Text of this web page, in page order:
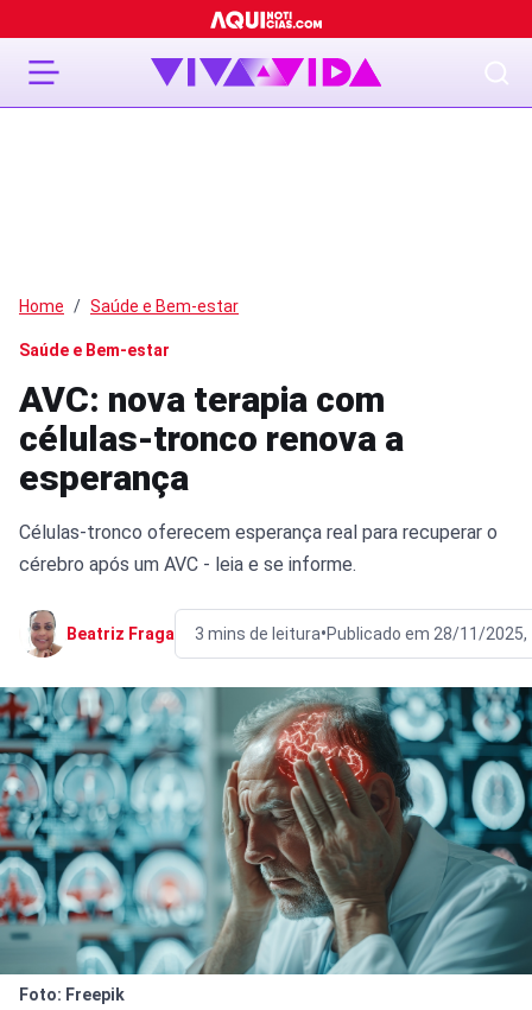
Home Saúde e Bem-estar
Saúde e Bem-estar
AVC: nova terapia com
células-tronco renova a
esperança
Células-tronco oferecem esperança real para recuperar o
cérebro após um AVC - leia e se informe.
Beatriz Fraga 3 mins de leitura•Publicado em 28/11/2025,
Foto: Freepik